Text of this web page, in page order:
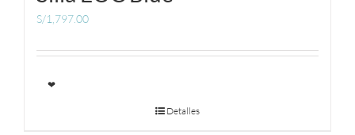
S/1,797.00
❤
Detalles